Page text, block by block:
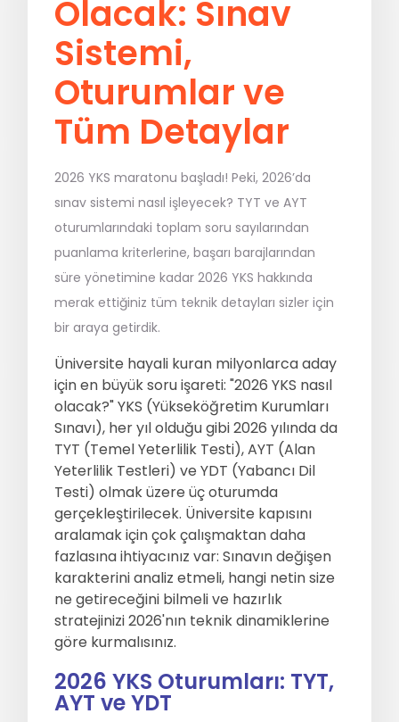
MSÜ
ALES
5. Sınıflar 6. Sınıflar
8. Sınıflar / LGS
9. Sınıflar 10. Sınıflar
11. Sınıflar 12. Sınıflar / YKS
Eğitmen Kadromuz Ücretsiz Kaynaklar
Katılımcı Görüşleri Blog
Sıkça Sorulan Sorular Hakkımızda
İletisim
Olacak: Sınav
Sistemi,
Oturumlar ve
Tüm Detaylar
2026 YKS maratonu başladı! Peki, 2026’da
sınav sistemi nasıl işleyecek? TYT ve AYT
oturumlarındaki toplam soru sayılarından
puanlama kriterlerine, başarı barajlarından
süre yönetimine kadar 2026 YKS hakkında
merak ettiğiniz tüm teknik detayları sizler için
bir araya getirdik.
Üniversite hayali kuran milyonlarca aday
için en büyük soru işareti: "2026 YKS nasıl
olacak?" YKS (Yükseköğretim Kurumları
Sınavı), her yıl olduğu gibi 2026 yılında da
TYT (Temel Yeterlilik Testi), AYT (Alan
Yeterlilik Testleri) ve YDT (Yabancı Dil
Testi) olmak üzere üç oturumda
gerçekleştirilecek. Üniversite kapısını
aralamak için çok çalışmaktan daha
fazlasına ihtiyacınız var: Sınavın değişen
karakterini analiz etmeli, hangi netin size
ne getireceğini bilmeli ve hazırlık
stratejinizi 2026'nın teknik dinamiklerine
göre kurmalısınız.
2026 YKS Oturumları: TYT,
AYT ve YDT